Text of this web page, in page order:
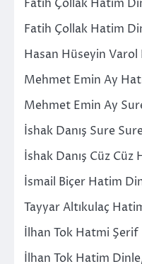
Fatih Çollak Hatim
Fatih Çollak Hatim
Hasan Hüseyin
Mehmet Emin Ay
Mehmet Emin Ay
İshak Danış Sure
İshak Danış Cüz
İsmail Biçer Hatim
Tayyar Altıkulaç
İlhan Tok Hatmi Şerif
İlhan Tok Hatim